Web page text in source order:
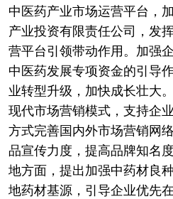
中医药产业市场运营平台，
产业投资有限责任公司，发
营平台引领带动作用。加强
中医药发展专项资金的引导
业转型升级，加快成长壮大
现代市场营销模式，支持企
方式完善国内外市场营销网
品宣传力度，提高品牌知名
地方面，提出加强中药材良
地药材基源，引导企业优先